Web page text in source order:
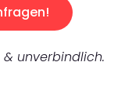
& unverbindlich.